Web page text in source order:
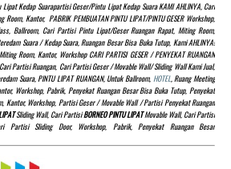
Kedap Suarapartisi Geser/pintu Lipat Kedap Suara KAMI AHLINYA, Cari
Kantor, PABRIK PEMBUATAN PINTU LIPAT/PINTU GESER Workshop,
Ballroom, Cari Partisi Pintu Lipat/Geser Ruangan Rapat, Miting Room,
Suara / Kedap Suara, Ruangan Besar Bisa Buka Tutup, Kami AHLINYA!
Room, Kantor, Workshop CARI PARTISI GESER / PENYEKAT RUANGAN
Partisi Ruangan, Cari Partisi Geser / Movable Wall/ Sliding Wall Kami Jual,
Suara, PINTU LIPAT RUANGAN, Untuk Ballroom, HOTEL, Ruang Meeting
Workshop, Pabrik, Penyekat Ruangan Besar Bisa Buka Tutup, Penyekat
Kantor, Workshop, Partisi Geser / Movable Wall / Partisi Penyekat Ruangan
Sliding Wall, Cari PartisiBORNEO PINTU LIPATMovable Wall, Cari Partisi
Partisi Sliding Door, Workshop, Pabrik, Penyekat Ruangan Besar